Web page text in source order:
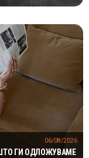
ГИ ОДЛОЖУВАМЕ
06/08/2026